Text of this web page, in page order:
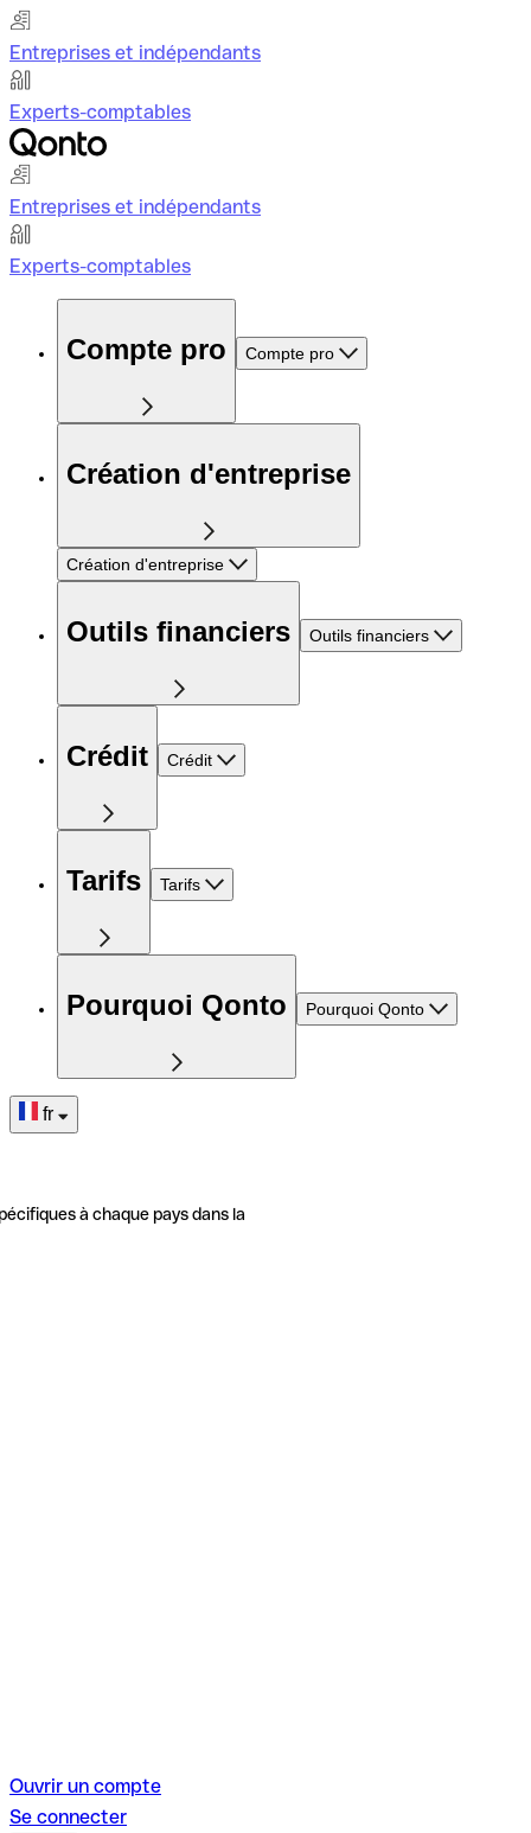
Entreprises et indépendants
Experts-comptables
Entreprises et indépendants
Experts-comptables
Compte pro Compte pro
Création d'entreprise
Création d'entreprise
Outils financiers Outils financiers
Crédit Crédit
Tarifs Tarifs
Pourquoi Qonto Pourquoi Qonto
fr
à chaque pays dans la
Ouvrir un compte
Se connecter